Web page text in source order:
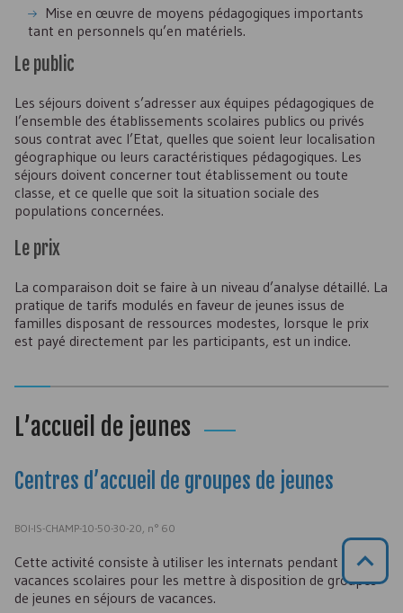
Mise en œuvre de moyens pédagogiques importants
tant en personnels qu’en matériels.
Le public
Les séjours doivent s’adresser aux équipes pédagogiques de
l’ensemble des établissements scolaires publics ou privés
sous contrat avec l’Etat, quelles que soient leur localisation
géographique ou leurs caractéristiques pédagogiques. Les
séjours doivent concerner tout établissement ou toute
classe, et ce quelle que soit la situation sociale des
populations concernées.
Le prix
La comparaison doit se faire à un niveau d’analyse détaillé. La
pratique de tarifs modulés en faveur de jeunes issus de
familles disposant de ressources modestes, lorsque le prix
est payé directement par les participants, est un indice.
L’accueil de jeunes
Centres d’accueil de groupes de jeunes
BOI-IS-CHAMP-10-50-30-20, n° 60
Cette activité consiste à utiliser les internats pendant les
vacances scolaires pour les mettre à disposition de groupes
de jeunes en séjours de vacances.